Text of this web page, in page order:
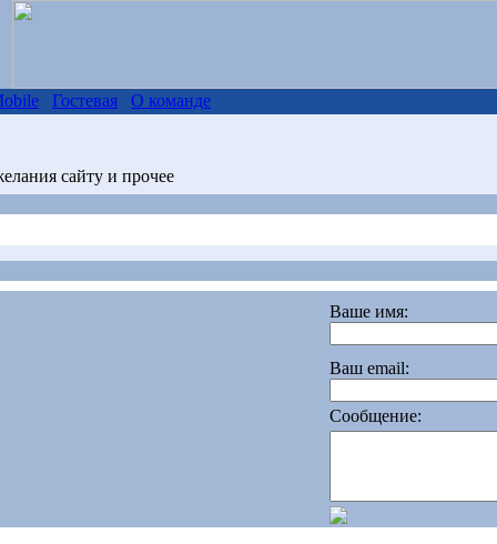
Гостевая О команде
сайту и прочее
Ваше имя:
Ваш email:
Cообщение: